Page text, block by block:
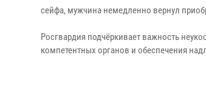
сейфа, мужчина немедленно вернул
Росгвардия подчёркивает важность
компетентных органов и обеспечения